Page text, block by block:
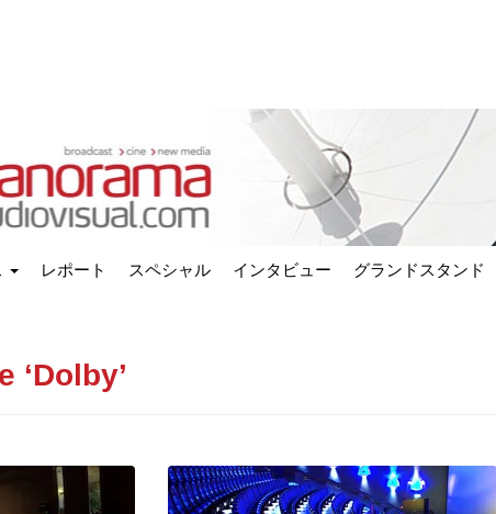
レポート スペシャル インタビュー グランドスタンド